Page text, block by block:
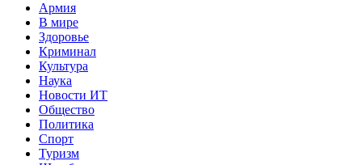
Армия
В мире
Здоровье
Криминал
Культура
Наука
Новости ИТ
Общество
Политика
Спорт
Туризм